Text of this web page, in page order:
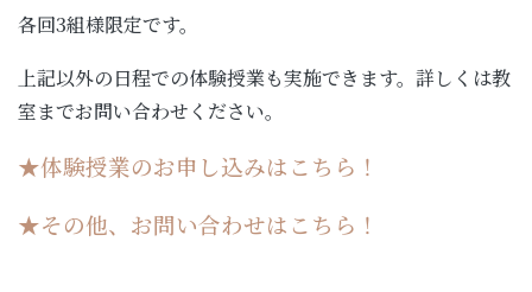
各回3組様限定です。
上記以外の日程での体験授業も実施できます。詳しくは教
室までお問い合わせください。
★体験授業のお申し込みはこちら！
★その他、お問い合わせはこちら！